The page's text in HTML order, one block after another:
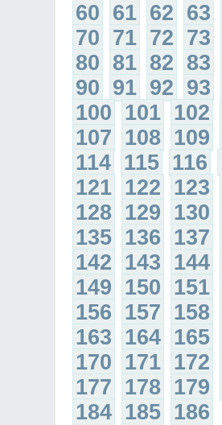
60 61 62 63
70 71 72 73
80 81 82 83
90 91 92 93
100 101 102
107 108 109
114 115 116
121 122 123
128 129 130
135 136 137
142 143 144
149 150 151
156 157 158
163 164 165
170 171 172
177 178 179
184 185 186